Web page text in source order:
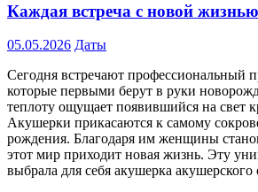
Каждая встреча с новой
05.05.2026 Даты
Сегодня встречают профессиональный
которые первыми берут в руки
теплоту ощущает появившийся на свет
Акушерки прикасаются к самому
рождения. Благодаря им женщины
этот мир приходит новая жизнь. Эту
выбрала для себя акушерка